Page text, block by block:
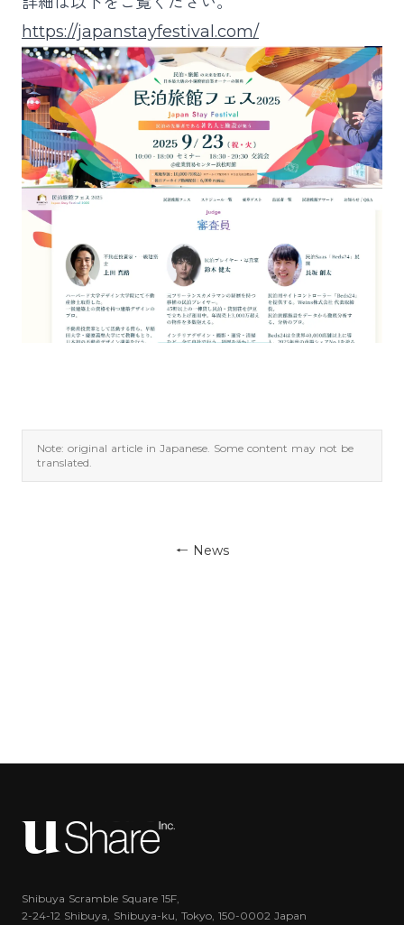
https://japanstayfestival.com/
Note: original article in Japanese. Some content may not be
translated.
← News
Shibuya Scramble Square 15F,
2-24-12 Shibuya, Shibuya-ku, Tokyo, 150-0002 Japan